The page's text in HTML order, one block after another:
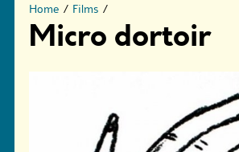
Home / Films /
Micro dortoir